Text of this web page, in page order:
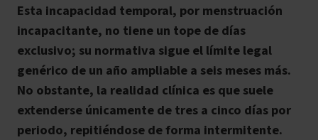
Esta incapacidad temporal, por menstruación
incapacitante, no tiene un tope de días
exclusivo; su normativa sigue el límite legal
genérico de un año ampliable a seis meses más.
No obstante, la realidad clínica es que suele
extenderse únicamente de tres a cinco días por
periodo, repitiéndose de forma intermitente.